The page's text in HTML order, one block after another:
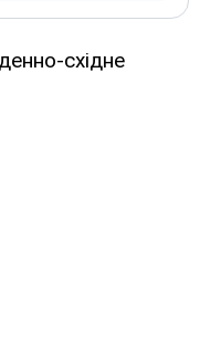
східне